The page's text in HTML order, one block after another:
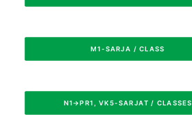
M1-SARJA / CLASS
N1→PR1, VK5-SARJAT / CLASSES